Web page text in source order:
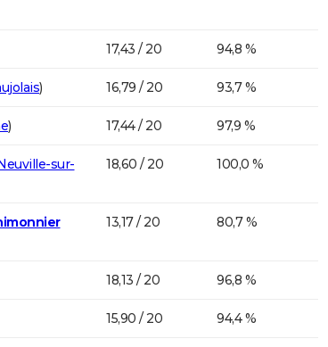
17,43 / 20 94,8 %
) 16,79 / 20 93,7 %
) 17,44 / 20 97,9 %
sur-
18,60 / 20 100,0 %
13,17 / 20 80,7 %
18,13 / 20 96,8 %
15,90 / 20 94,4 %